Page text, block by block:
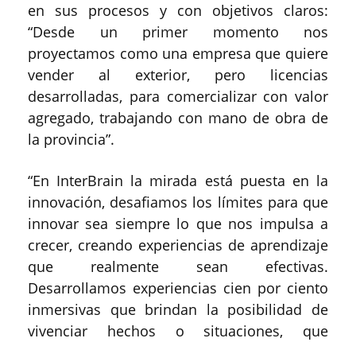
en sus procesos y con objetivos claros:
“Desde un primer momento nos
proyectamos como una empresa que quiere
vender al exterior, pero licencias
desarrolladas, para comercializar con valor
agregado, trabajando con mano de obra de
la provincia”.
“En InterBrain la mirada está puesta en la
innovación, desafiamos los límites para que
innovar sea siempre lo que nos impulsa a
crecer, creando experiencias de aprendizaje
que realmente sean efectivas.
Desarrollamos experiencias cien por ciento
inmersivas que brindan la posibilidad de
vivenciar hechos o situaciones, que